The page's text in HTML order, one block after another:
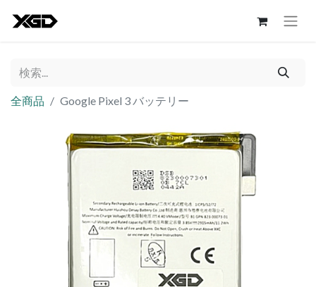
全商品 Google Pixel 3 バッテリー